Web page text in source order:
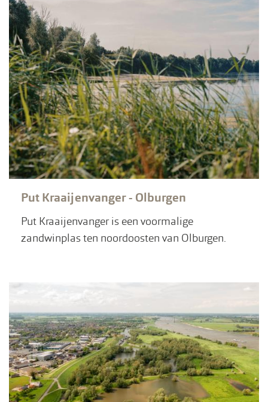
Put Kraaijenvanger - Olburgen
Put Kraaijenvanger is een voormalige
zandwinplas ten noordoosten van Olburgen.